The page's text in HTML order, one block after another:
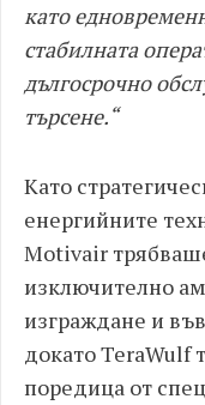
като
стабилната
дългосрочно
търсене.“
Като
енергийните
Motivair
изключително
изграждане и
докато TeraWulf
поредица от